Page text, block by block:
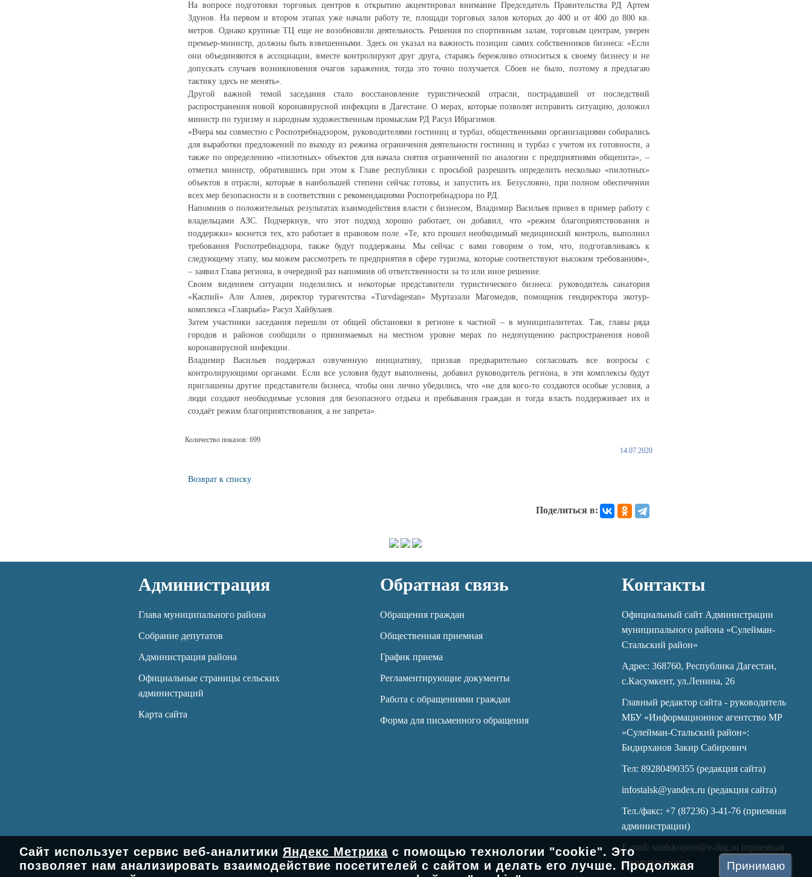
Сайт использует сервис веб-аналитики Яндекс Метрика с помощью технологии "cookie". Это
позволяет нам анализировать взаимодействие посетителей с сайтом и делать его лучше. Продолжая
Принимаю
На вопросе подготовки торговых центров к открытию акцентировал внимание Председатель Правительства РД Артем
Здунов. На первом и втором этапах уже начали работу те, площади торговых залов которых до 400 и от 400 до 800 кв.
метров. Однако крупные ТЦ еще не возобновили деятельность. Решения по спортивным залам, торговым центрам, уверен
премьер-министр, должны быть взвешенными. Здесь он указал на важность позиции самих собственников бизнеса: «Если
они объединяются в ассоциации, вместе контролируют друг друга, стараясь бережливо относиться к своему бизнесу и не
допускать случаев возникновения очагов заражения, тогда это точно получается. Сбоев не было, поэтому я предлагаю
тактику здесь не менять».
Другой важной темой заседания стало восстановление туристической отрасли, пострадавшей от последствий
распространения новой коронавирусной инфекции в Дагестане. О мерах, которые позволят исправить ситуацию, доложил
министр по туризму и народным художественным промыслам РД Расул Ибрагимов.
«Вчера мы совместно с Роспотребнадзором, руководителями гостиниц и турбаз, общественными организациями собирались
для выработки предложений по выходу из режима ограничения деятельности гостиниц и турбаз с учетом их готовности, а
также по определению «пилотных» объектов для начала снятия ограничений по аналогии с предприятиями общепита», –
отметил министр, обратившись при этом к Главе республики с просьбой разрешить определить несколько «пилотных»
объектов в отрасли, которые в наибольшей степени сейчас готовы, и запустить их. Безусловно, при полном обеспечении
всех мер безопасности и в соответствии с рекомендациями Роспотребнадзора по РД.
Напомнив о положительных результатах взаимодействия власти с бизнесом, Владимир Васильев привел в пример работу с
владельцами АЗС. Подчеркнув, что этот подход хорошо работает, он добавил, что «режим благоприятствования и
поддержки» коснется тех, кто работает в правовом поле. «Те, кто прошел необходимый медицинский контроль, выполнил
требования Роспотребнадзора, также будут поддержаны. Мы сейчас с вами говорим о том, что, подготавливаясь к
следующему этапу, мы можем рассмотреть те предприятия в сфере туризма, которые соответствуют высоким требованиям»,
– заявил Глава региона, в очередной раз напомнив об ответственности за то или иное решение.
Своим видением ситуации поделились и некоторые представители туристического бизнеса: руководитель санатория
«Каспий» Али Алиев, директор турагентства «Turvdagestan» Муртазали Магомедов, помощник гендиректора экотур-
комплекса «Главрыба» Расул Хайбулаев.
Затем участники заседания перешли от общей обстановки в регионе к частной – в муниципалитетах. Так, главы ряда
городов и районов сообщили о принимаемых на местном уровне мерах по недопущению распространения новой
коронавирусной инфекции.
Владимир Васильев поддержал озвученную инициативу, призвав предварительно согласовать все вопросы с
контролирующими органами. Если все условия будут выполнены, добавил руководитель региона, в эти комплексы будут
приглашены другие представители бизнеса, чтобы они лично убедились, что «не для кого-то создаются особые условия, а
люди создают необходимые условия для безопасного отдыха и пребывания граждан и тогда власть поддерживает их и
создаёт режим благоприятствования, а не запрета».
Количество показов: 699
14.07.2020
Возврат к списку
Поделиться в:
Администрация
Глава муниципального района
Собрание депутатов
Администрация района
Официальные страницы сельских
администраций
Карта сайта
Обратная связь
Обращения граждан
Общественная приемная
График приема
Регламентирующие документы
Работа с обращениями граждан
Форма для письменного обращения
Контакты
Официальный сайт Администрации
муниципального района «Сулейман-
Стальский район»
Адрес: 368760, Республика Дагестан,
с.Касумкент, ул.Ленина, 26
Главный редактор сайта - руководитель
МБУ «Информационное агентство МР
«Сулейман-Стальский район»:
Бидирханов Закир Сабирович
Тел: 89280490355 (редакция сайта)
infostalsk@yandex.ru (редакция сайта)
Тел./факс: +7 (87236) 3-41-76 (приемная
администрации)
E-mail: sstalskrayon@e-dag.ru (приемная
администрации)